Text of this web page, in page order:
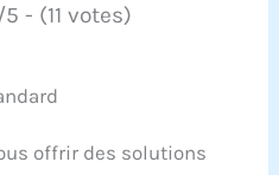
- (11 votes)
offrir des solutions